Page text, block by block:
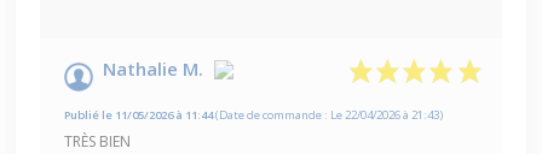
Nathalie M.
Publié le 11/05/2026 à 11:44(Date de commande : Le 22/04/2026 à 21:43)
TRÈS BIEN